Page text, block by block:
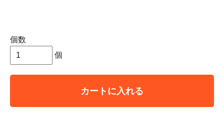
個数
個
カートに入れる